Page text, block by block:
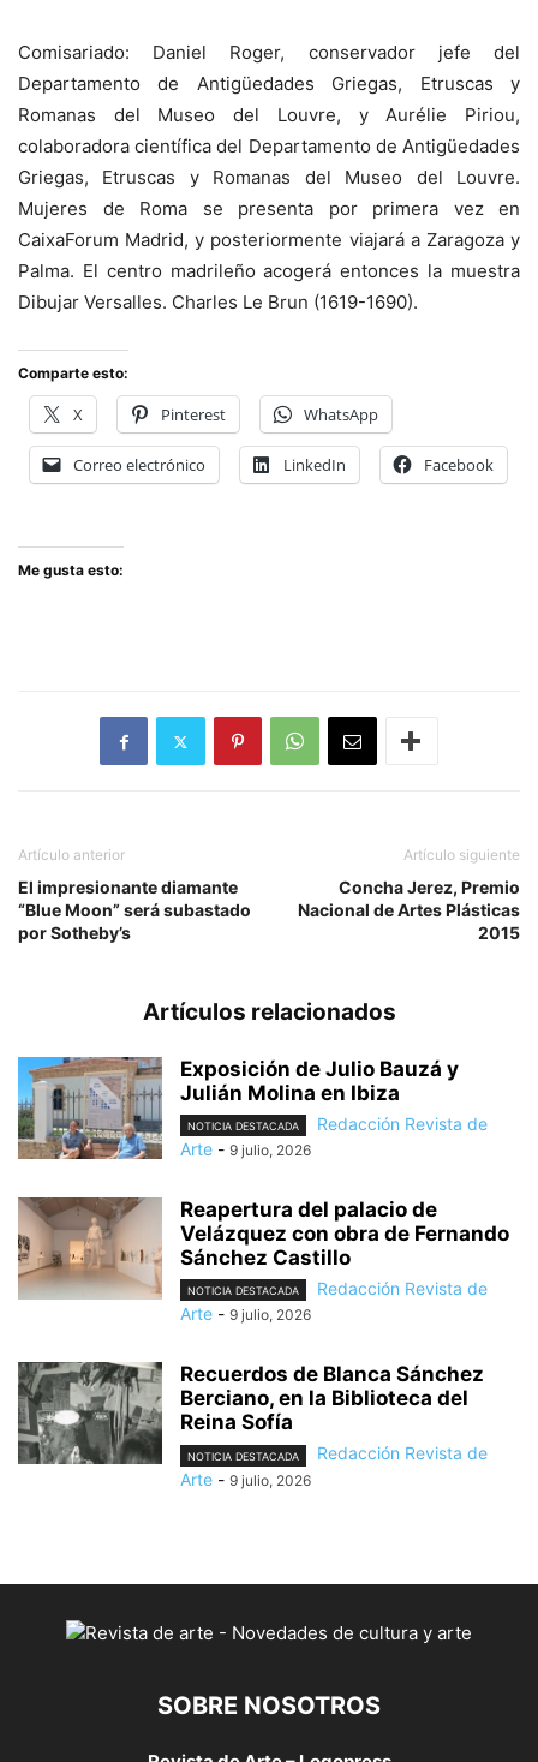
Comisariado: Daniel Roger, conservador jefe del
Departamento de Antigüedades Griegas, Etruscas y
Romanas del Museo del Louvre, y Aurélie Piriou,
colaboradora científica del Departamento de Antigüedades
Griegas, Etruscas y Romanas del Museo del Louvre.
Mujeres de Roma se presenta por primera vez en
CaixaForum Madrid, y posteriormente viajará a Zaragoza y
Palma. El centro madrileño acogerá entonces la muestra
Dibujar Versalles. Charles Le Brun (1619-1690).
Comparte esto:
X Pinterest WhatsApp
Correo electrónico LinkedIn Facebook
Me gusta esto:
Artículo anterior
El impresionante diamante
“Blue Moon” será subastado
por Sotheby’s
Artículo siguiente
Concha Jerez, Premio
Nacional de Artes Plásticas
2015
Artículos relacionados
Exposición de Julio Bauzá y
Julián Molina en Ibiza
NOTICIA DESTACADA
Redacción Revista de
Arte - 9 julio, 2026
Reapertura del palacio de
Velázquez con obra de Fernando
Sánchez Castillo
NOTICIA DESTACADA
Redacción Revista de
Arte - 9 julio, 2026
Recuerdos de Blanca Sánchez
Berciano, en la Biblioteca del
Reina Sofía
NOTICIA DESTACADA
Redacción Revista de
Arte - 9 julio, 2026
SOBRE NOSOTROS